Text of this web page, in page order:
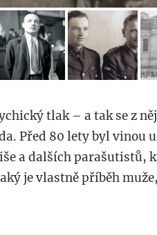
tlak –⁠ a tak se z
Před 80 lety byl vinou
a dalších parašutistů,
je vlastně příběh